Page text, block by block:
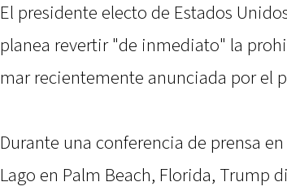
El presidente electo de Estados
planea revertir "de inmediato" la
mar recientemente anunciada por el
Durante una conferencia de prensa
Lago en Palm Beach, Florida, Trump